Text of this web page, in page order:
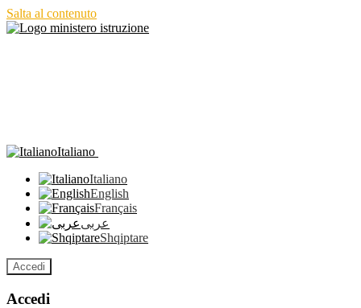
Salta al contenuto
Italiano
Italiano
English
Français
عربى
Shqiptare
Accedi
Accedi